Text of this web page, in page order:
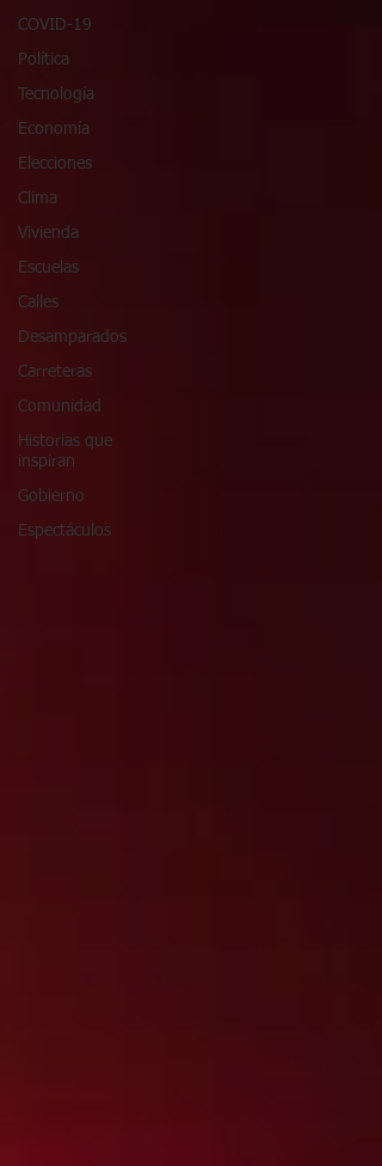
COVID-19
Política
Tecnología
Economía
Elecciones
Clima
Vivienda
Escuelas
Calles
Desamparados
Carreteras
Comunidad
Historias que
inspiran
Gobierno
Espectáculos